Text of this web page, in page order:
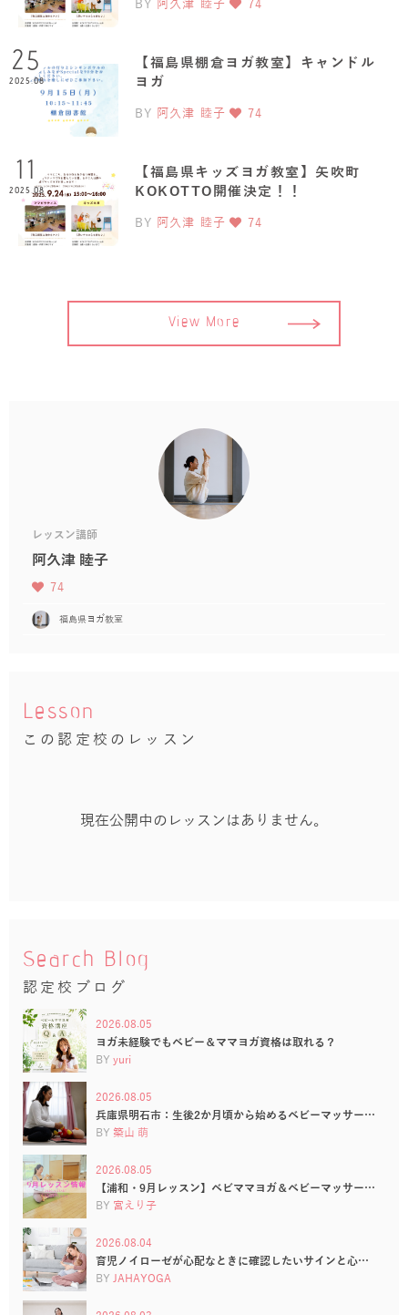
BY 阿久津 睦子 74
25
2025.08
【福島県棚倉ヨガ教室】キャンドル
ヨガ
BY 阿久津 睦子 74
11
2025.08
【福島県キッズヨガ教室】矢吹町
KOKOTTO開催決定！！
BY 阿久津 睦子 74
View More
レッスン講師
阿久津 睦子
74
福島県ヨガ教室
Lesson
この認定校のレッスン
現在公開中のレッスンはありません。
Search Blog
認定校ブログ
2026.08.05
ヨガ未経験でもベビー＆ママヨガ資格は取れる？
BY yuri
2026.08.05
兵庫県明石市：生後2か月頃から始めるベビーマッサー…
BY 築山 萌
2026.08.05
【浦和・9月レッスン】ベビママヨガ＆ベビーマッサー…
BY 宮えり子
2026.08.04
育児ノイローゼが心配なときに確認したいサインと心…
BY JAHAYOGA